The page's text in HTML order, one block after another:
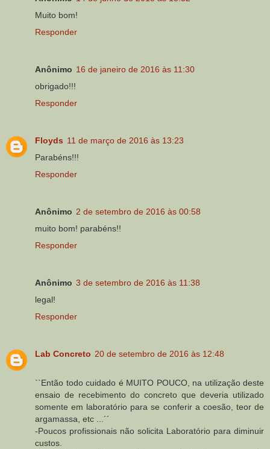
Muito bom!
Responder
Anônimo 16 de janeiro de 2016 às 11:30
obrigado!!!
Responder
Floyds 11 de março de 2016 às 13:23
Parabéns!!!
Responder
Anônimo 2 de setembro de 2016 às 00:58
muito bom! parabéns!!
Responder
Anônimo 3 de setembro de 2016 às 11:38
legal!
Responder
Lab Concreto 20 de setembro de 2016 às 12:48
``Então todo cuidado é MUITO POUCO, na utilização deste
ensaio de recebimento do concreto que deveria utilizado
somente em laboratório para se conferir a coesão, teor de
argamassa, etc ...´´
-Poucos profissionais não solicita Laboratório para diminuir
custos.